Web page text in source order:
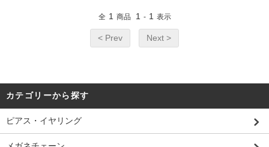
全 1 商品 1 - 1 表示
< Prev Next >
カテゴリーから探す
ピアス・イヤリング